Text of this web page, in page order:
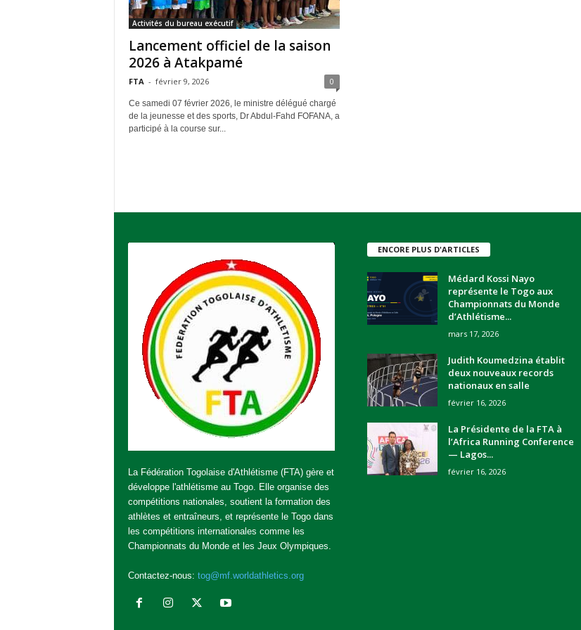
Activités du bureau exécutif
Lancement officiel de la saison
2026 à Atakpamé
FTA - février 9, 2026 0
Ce samedi 07 février 2026, le ministre délégué chargé
de la jeunesse et des sports, Dr Abdul-Fahd FOFANA, a
participé à la course sur...
La Fédération Togolaise d'Athlétisme (FTA) gère et
développe l'athlétisme au Togo. Elle organise des
compétitions nationales, soutient la formation des
athlètes et entraîneurs, et représente le Togo dans
les compétitions internationales comme les
Championnats du Monde et les Jeux Olympiques.
Contactez-nous: tog@mf.worldathletics.org
ENCORE PLUS D'ARTICLES
Médard Kossi Nayo
représente le Togo aux
Championnats du Monde
d’Athlétisme...
mars 17, 2026
Judith Koumedzina établit
deux nouveaux records
nationaux en salle
février 16, 2026
La Présidente de la FTA à
l’Africa Running Conference
— Lagos...
février 16, 2026